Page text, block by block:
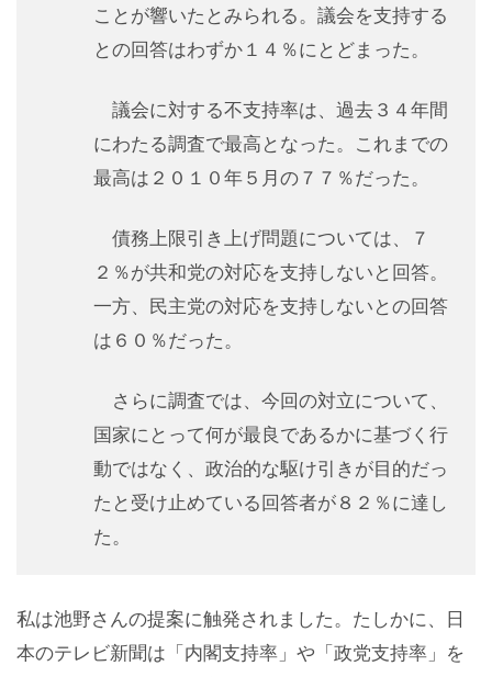
ことが響いたとみられる。議会を支持する
との回答はわずか１４％にとどまった。
議会に対する不支持率は、過去３４年間
にわたる調査で最高となった。これまでの
最高は２０１０年５月の７７％だった。
債務上限引き上げ問題については、７
２％が共和党の対応を支持しないと回答。
一方、民主党の対応を支持しないとの回答
は６０％だった。
さらに調査では、今回の対立について、
国家にとって何が最良であるかに基づく行
動ではなく、政治的な駆け引きが目的だっ
たと受け止めている回答者が８２％に達し
た。
私は池野さんの提案に触発されました。たしかに、日
本のテレビ新聞は「内閣支持率」や「政党支持率」を